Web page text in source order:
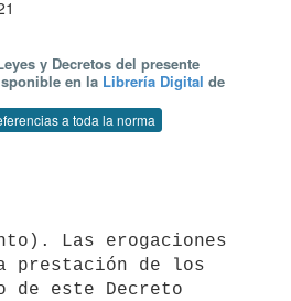
y Decretos del presente
en la Librería Digital de
a toda la norma
prestación de los
de este Decreto